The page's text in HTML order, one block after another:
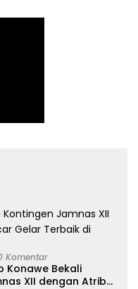
Komentar
Konawe Bekali
XII dengan Atribut